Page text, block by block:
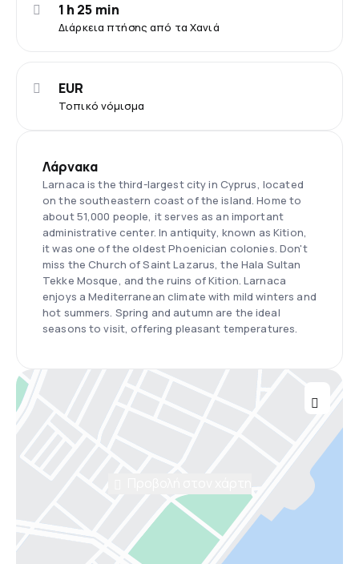
Διάρκεια πτήσης από τα Χανιά
1 h 25 min
Τοπικό νόμισμα
EUR
Λάρνακα
Larnaca is the third-largest city in Cyprus, located
on the southeastern coast of the island. Home to
about 51,000 people, it serves as an important
administrative center. In antiquity, known as Kition,
it was one of the oldest Phoenician colonies. Don't
miss the Church of Saint Lazarus, the Hala Sultan
Tekke Mosque, and the ruins of Kition. Larnaca
enjoys a Mediterranean climate with mild winters and
hot summers. Spring and autumn are the ideal
seasons to visit, offering pleasant temperatures.